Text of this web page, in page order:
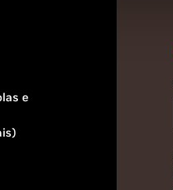
e